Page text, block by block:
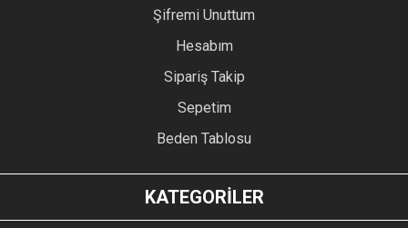
Şifremi Unuttum
Hesabım
Sipariş Takip
Sepetim
Beden Tablosu
KATEGORİLER